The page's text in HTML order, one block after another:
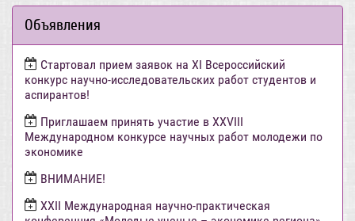
Объявления
Стартовал прием заявок на XI Всероссийский
конкурс научно-исследовательских работ студентов и
аспирантов!
Приглашаем принять участие в XXVIII
Международном конкурсе научных работ молодежи по
экономике
ВНИМАНИЕ!
ХХII Международная научно-практическая